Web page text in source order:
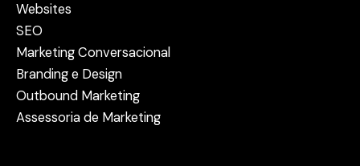
Websites
SEO
Marketing Conversacional
Branding e Design
Outbound Marketing
Assessoria de Marketing